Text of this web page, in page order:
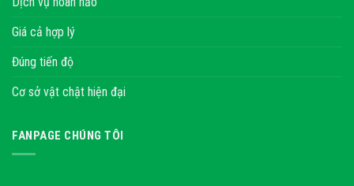
Giá cả hợp lý
Đúng tiến độ
Cơ sở vật chật hiện đại
FANPAGE CHÚNG TÔI